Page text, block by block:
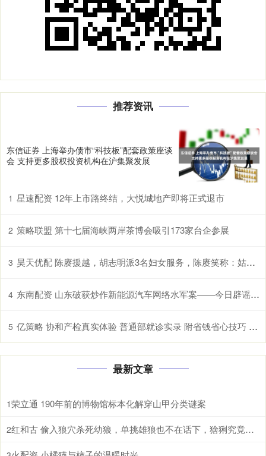
推荐资讯
东信证券 上海举办债市“科技板”配套政策座谈
会 支持更多股权投资机构在沪集聚发展
1 星速配资 12年上市路终结，大悦城地产即将正式退市
2 策略联盟 第十七届海峡两岸茶博会吸引173家台企参展
3 昊天优配 陈赓援越，胡志明派3名妇女服务，陈赓笑称：姑娘，小姐，大嫂
4 东南配资 山东破获炒作新能源汽车网络水军案——今日辟谣（2025年12月18日）
5 亿策略 协和产检真实体验 普通部就诊实录 附省钱省心技巧 别白跑！协和产检必带资料 + 就诊流程 新手孕妈照做就行
最新文章
1荣立通 190年前的博物馆标本化解穿山甲分类谜案
2 红和古 偷入狼穴杀死幼狼，单挑雄狼也不在话下，猞猁究竟有多恐怖?